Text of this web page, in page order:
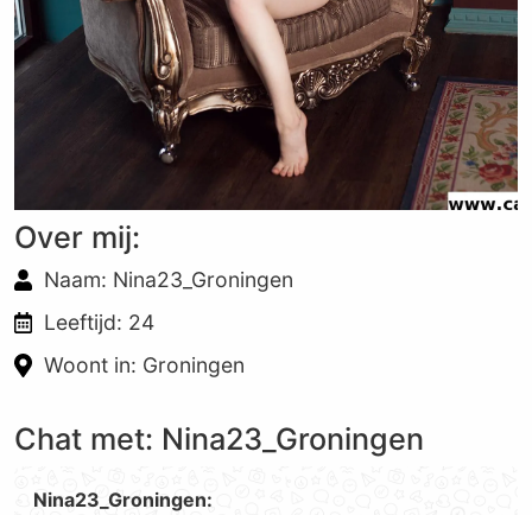
Over mij:
Naam: Nina23_Groningen
Leeftijd: 24
Woont in: Groningen
Chat met: Nina23_Groningen
Nina23_Groningen: